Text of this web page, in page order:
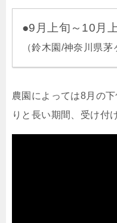
●9月上旬～10月
（鈴木園/神奈川県茅
農園によっては8月の
りと長い期間、受け付